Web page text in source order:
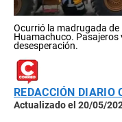
Ocurrió la madrugada de
Huamachuco.
desesperación.
REDACCIÓN DIARIO
Actualizado el 20/05/